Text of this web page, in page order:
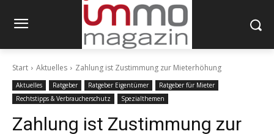
Start Aktuelles Zahlung ist Zustimmung zur Mieterhöhung
Aktuelles Ratgeber Ratgeber Eigentümer
Ratgeber für Mieter
Rechtstipps & Verbraucherschutz
Spezialthemen
Zahlung ist Zustimmung zur